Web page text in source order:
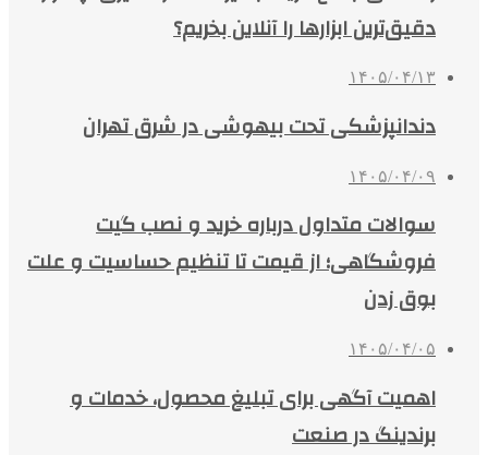
دقیق‌ترین ابزارها را آنلاین بخریم؟
۱۴۰۵/۰۴/۱۳
دندانپزشکی تحت بیهوشی در شرق تهران
۱۴۰۵/۰۴/۰۹
سوالات متداول درباره خرید و نصب گیت
فروشگاهی؛ از قیمت تا تنظیم حساسیت و علت
بوق زدن
۱۴۰۵/۰۴/۰۵
اهمیت آگهی برای تبلیغ محصول، خدمات و
برندینگ در صنعت